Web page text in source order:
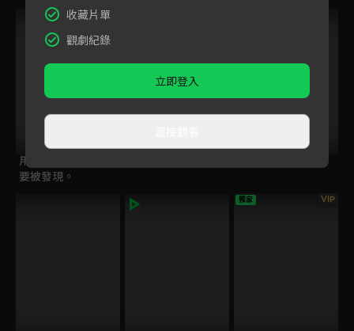
VIP
用吻堵住妳的唇，不
要被發現。
VIP
獨家
收藏片單
觀劇紀錄
立即登入